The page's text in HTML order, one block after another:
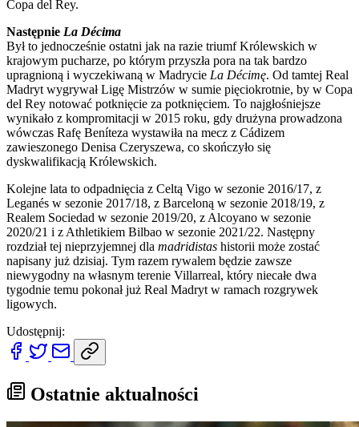
Copa del Rey.
Następnie La Décima
Był to jednocześnie ostatni jak na razie triumf Królewskich w
krajowym pucharze, po którym przyszła pora na tak bardzo
upragnioną i wyczekiwaną w Madrycie La Décimę. Od tamtej Real
Madryt wygrywał Ligę Mistrzów w sumie pięciokrotnie, by w Copa
del Rey notować potknięcie za potknięciem. To najgłośniejsze
wynikało z kompromitacji w 2015 roku, gdy drużyna prowadzona
wówczas Rafę Beníteza wystawiła na mecz z Cádizem
zawieszonego Denisa Czeryszewa, co skończyło się
dyskwalifikacją Królewskich.
Kolejne lata to odpadnięcia z Celtą Vigo w sezonie 2016/17, z
Leganés w sezonie 2017/18, z Barceloną w sezonie 2018/19, z
Realem Sociedad w sezonie 2019/20, z Alcoyano w sezonie
2020/21 i z Athletikiem Bilbao w sezonie 2021/22. Następny
rozdział tej nieprzyjemnej dla madridistas historii może zostać
napisany już dzisiaj. Tym razem rywalem będzie zawsze
niewygodny na własnym terenie Villarreal, który niecałe dwa
tygodnie temu pokonał już Real Madryt w ramach rozgrywek
ligowych.
Udostępnij:
Ostatnie aktualności